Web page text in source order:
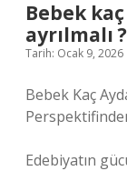
Bebek
ayrılmalı ?
Tarih: Ocak 9, 2026
Bebek Kaç
Edebiyatın